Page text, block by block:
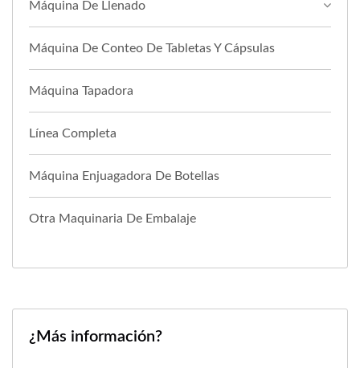
Máquina De Llenado
Máquina De Conteo De Tabletas Y Cápsulas
Máquina Tapadora
Línea Completa
Máquina Enjuagadora De Botellas
Otra Maquinaria De Embalaje
¿Más información?